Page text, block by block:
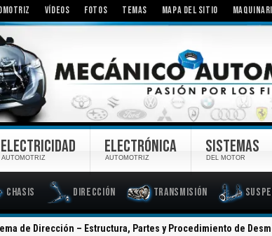
VÍDEOS FOTOS TEMAS MAPA DEL SITIO
Chasis Dirección Transmisión
ELECTRICIDAD
AUTOMOTRIZ
ELECTRÓNICA
AUTOMOTRIZ
SISTEMAS
DEL MOTOR
de Dirección – Estructura, Partes y Procedimiento de